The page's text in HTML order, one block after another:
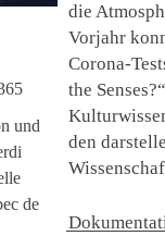
die
Vorjahr
Corona-
the
den
und
de